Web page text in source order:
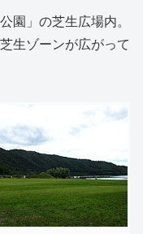
園」の芝生広場内。
生ゾーンが広がって